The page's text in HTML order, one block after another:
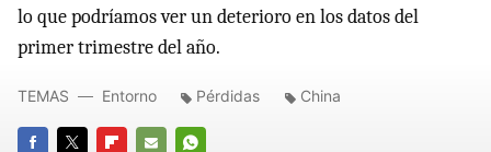
lo que podríamos ver un deterioro en los datos del
primer trimestre del año.
TEMAS Entorno Pérdidas China